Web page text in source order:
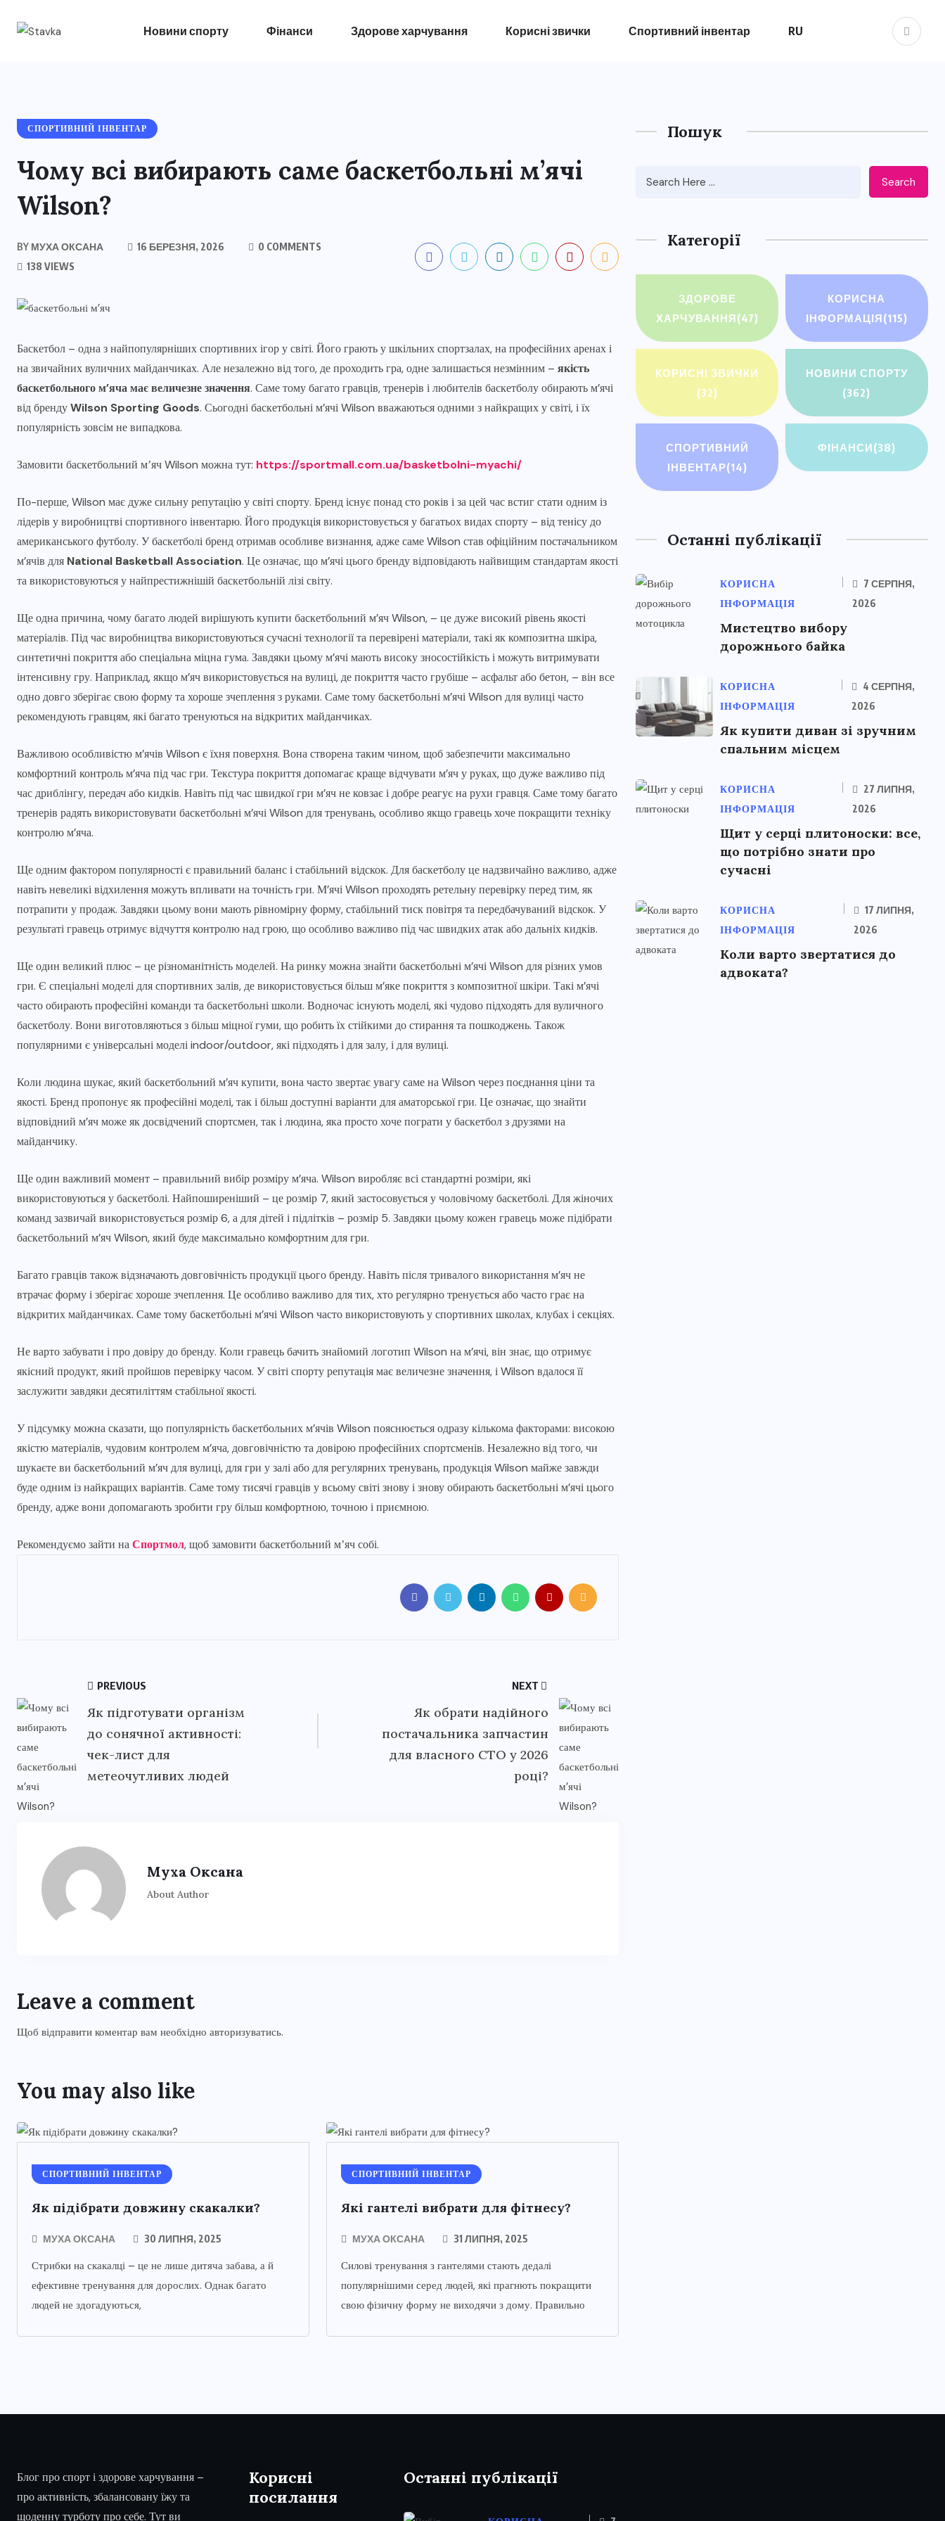
Новини спорту Фінанси Здорове харчування Корисні звички Спортивний інвентар RU
СПОРТИВНИЙ ІНВЕНТАР
Чому всі вибирають саме баскетбольні м’ячі
Wilson?
BY МУХА ОКСАНА 16 БЕРЕЗНЯ, 2026
0 COMMENTS
138 VIEWS
Баскетбол – одна з найпопулярніших спортивних ігор у світі. Його грають у шкільних спортзалах, на професійних аренах і
на звичайних вуличних майданчиках. Але незалежно від того, де проходить гра, одне залишається незмінним – якість
баскетбольного м’яча має величезне значення. Саме тому багато гравців, тренерів і любителів баскетболу обирають м’ячі
від брендуWilson Sporting Goods. Сьогодні баскетбольні м’ячі Wilson вважаються одними з найкращих у світі, і їх
популярність зовсім не випадкова.
Замовити баскетбольний мʼяч Wilson можна тут: https://sportmall.com.ua/basketbolni-myachi/
По-перше, Wilson має дуже сильну репутацію у світі спорту. Бренд існує понад сто років і за цей час встиг стати одним із
лідерів у виробництві спортивного інвентарю. Його продукція використовується у багатьох видах спорту – від тенісу до
американського футболу. У баскетболі бренд отримав особливе визнання, адже саме Wilson став офіційним постачальником
м’ячів для National Basketball Association. Це означає, що м’ячі цього бренду відповідають найвищим стандартам якості
та використовуються у найпрестижнішій баскетбольній лізі світу.
Ще одна причина, чому багато людей вирішують купити баскетбольний м’яч Wilson, – це дуже високий рівень якості
матеріалів. Під час виробництва використовуються сучасні технології та перевірені матеріали, такі як композитна шкіра,
синтетичні покриття або спеціальна міцна гума. Завдяки цьому м’ячі мають високу зносостійкість і можуть витримувати
інтенсивну гру. Наприклад, якщо м’яч використовується на вулиці, де покриття часто грубіше – асфальт або бетон, – він все
одно довго зберігає свою форму та хороше зчеплення з руками. Саме тому баскетбольні м’ячі Wilson для вулиці часто
рекомендують гравцям, які багато тренуються на відкритих майданчиках.
Важливою особливістю м’ячів Wilson є їхня поверхня. Вона створена таким чином, щоб забезпечити максимально
комфортний контроль м’яча під час гри. Текстура покриття допомагає краще відчувати м’яч у руках, що дуже важливо під
час дриблінгу, передач або кидків. Навіть під час швидкої гри м’яч не ковзає і добре реагує на рухи гравця. Саме тому багато
тренерів радять використовувати баскетбольні м’ячі Wilson для тренувань, особливо якщо гравець хоче покращити техніку
контролю м’яча.
Ще одним фактором популярності є правильний баланс і стабільний відскок. Для баскетболу це надзвичайно важливо, адже
навіть невеликі відхилення можуть впливати на точність гри. М’ячі Wilson проходять ретельну перевірку перед тим, як
потрапити у продаж. Завдяки цьому вони мають рівномірну форму, стабільний тиск повітря та передбачуваний відскок. У
результаті гравець отримує відчуття контролю над грою, що особливо важливо під час швидких атак або дальніх кидків.
Ще один великий плюс – це різноманітність моделей. На ринку можна знайти баскетбольні м’ячі Wilson для різних умов
гри. Є спеціальні моделі для спортивних залів, де використовується більш м’яке покриття з композитної шкіри. Такі м’ячі
часто обирають професійні команди та баскетбольні школи. Водночас існують моделі, які чудово підходять для вуличного
баскетболу. Вони виготовляються з більш міцної гуми, що робить їх стійкими до стирання та пошкоджень. Також
популярними є універсальні моделі indoor/outdoor, які підходять і для залу, і для вулиці.
Коли людина шукає, який баскетбольний м’яч купити, вона часто звертає увагу саме на Wilson через поєднання ціни та
якості. Бренд пропонує як професійні моделі, так і більш доступні варіанти для аматорської гри. Це означає, що знайти
відповідний м’яч може як досвідчений спортсмен, так і людина, яка просто хоче пограти у баскетбол з друзями на
майданчику.
Ще один важливий момент – правильний вибір розміру м’яча. Wilson виробляє всі стандартні розміри, які
використовуються у баскетболі. Найпоширеніший – це розмір 7, який застосовується у чоловічому баскетболі. Для жіночих
команд зазвичай використовується розмір 6, а для дітей і підлітків – розмір 5. Завдяки цьому кожен гравець може підібрати
баскетбольний м’яч Wilson, який буде максимально комфортним для гри.
Багато гравців також відзначають довговічність продукції цього бренду. Навіть після тривалого використання м’яч не
втрачає форму і зберігає хороше зчеплення. Це особливо важливо для тих, хто регулярно тренується або часто грає на
відкритих майданчиках. Саме тому баскетбольні м’ячі Wilson часто використовують у спортивних школах, клубах і секціях.
Не варто забувати і про довіру до бренду. Коли гравець бачить знайомий логотип Wilson на м’ячі, він знає, що отримує
якісний продукт, який пройшов перевірку часом. У світі спорту репутація має величезне значення, і Wilson вдалося її
заслужити завдяки десятиліттям стабільної якості.
У підсумку можна сказати, що популярність баскетбольних м’ячів Wilson пояснюється одразу кількома факторами: високою
якістю матеріалів, чудовим контролем м’яча, довговічністю та довірою професійних спортсменів. Незалежно від того, чи
шукаєте ви баскетбольний м’яч для вулиці, для гри у залі або для регулярних тренувань, продукція Wilson майже завжди
буде одним із найкращих варіантів. Саме тому тисячі гравців у всьому світі знову і знову обирають баскетбольні м’ячі цього
бренду, адже вони допомагають зробити гру більш комфортною, точною і приємною.
Рекомендуємо зайти наСпортмол, щоб замовити баскетбольний мʼяч собі.
PREVIOUS
Як підготувати організм
до сонячної активності:
чек-лист для
метеочутливих людей
NEXT
Як обрати надійного
постачальника запчастин
для власного СТО у 2026
році?
Муха Оксана
About Author
Leave a comment
Щоб відправити коментар вам необхідно авторизуватись.
You may also like
СПОРТИВНИЙ ІНВЕНТАР
Як підібрати довжину скакалки?
МУХА ОКСАНА 30 ЛИПНЯ, 2025
Стрибки на скакалці – це не лише дитяча забава, а й
ефективне тренування для дорослих. Однак багато
людей не здогадуються,
СПОРТИВНИЙ ІНВЕНТАР
Які гантелі вибрати для фітнесу?
МУХА ОКСАНА 31 ЛИПНЯ, 2025
Силові тренування з гантелями стають дедалі
популярнішими серед людей, які прагнють покращити
свою фізичну форму не виходячи з дому. Правильно
Пошук
Search
Категорії
ЗДОРОВЕ
ХАРЧУВАННЯ(47)
КОРИСНА
ІНФОРМАЦІЯ(115)
КОРИСНІ ЗВИЧКИ
(32)
НОВИНИ СПОРТУ
(362)
СПОРТИВНИЙ
ІНВЕНТАР(14)
ФІНАНСИ(38)
Останні публікації
КОРИСНА
ІНФОРМАЦІЯ
7 СЕРПНЯ,
2026
Мистецтво вибору
дорожнього байка
КОРИСНА
ІНФОРМАЦІЯ
4 СЕРПНЯ,
2026
Як купити диван зі зручним
спальним місцем
КОРИСНА
ІНФОРМАЦІЯ
27 ЛИПНЯ,
2026
Щит у серці плитоноски: все,
що потрібно знати про
сучасні
КОРИСНА
ІНФОРМАЦІЯ
17 ЛИПНЯ,
2026
Коли варто звертатися до
адвоката?
Блог про спорт і здорове харчування –
про активність, збалансовану їжу та
щоденну турботу про себе. Тут ви
Корисні
посилання
Останні публікації